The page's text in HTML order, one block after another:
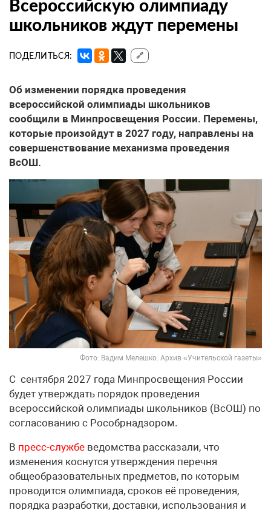
Всероссийскую олимпиаду
школьников ждут перемены
ПОДЕЛИТЬСЯ: 🔗
Об изменении порядка проведения
всероссийской олимпиады школьников
сообщили в Минпросвещения России. Перемены,
которые произойдут в 2027 году, направлены на
совершенствование механизма проведения
ВсОШ.
Фото: Вадим Мелешко. Архив «Учительской газеты»
С сентября 2027 года Минпросвещения России
будет утверждать порядок проведения
всероссийской олимпиады школьников (ВсОШ) по
согласованию с Рособрнадзором.
В пресс-службе ведомства рассказали, что
изменения коснутся утверждения перечня
общеобразовательных предметов, по которым
проводится олимпиада, сроков её проведения,
порядка разработки, доставки, использования и